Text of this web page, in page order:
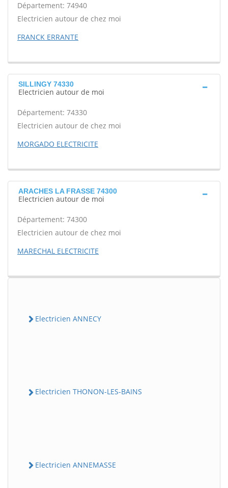
Département: 74940
Electricien autour de chez moi
FRANCK ERRANTE
SILLINGY 74330
Electricien autour de moi
Département: 74330
Electricien autour de chez moi
MORGADO ELECTRICITE
ARACHES LA FRASSE 74300
Electricien autour de moi
Département: 74300
Electricien autour de chez moi
MARECHAL ELECTRICITE
Electricien ANNECY
Electricien THONON-LES-BAINS
Electricien ANNEMASSE